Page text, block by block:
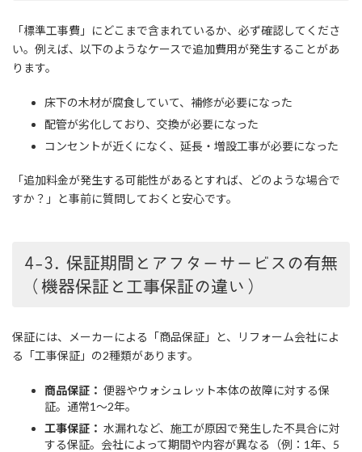
「標準工事費」にどこまで含まれているか、必ず確認してくださ
い。例えば、以下のようなケースで追加費用が発生することがあ
ります。
床下の木材が腐食していて、補修が必要になった
配管が劣化しており、交換が必要になった
コンセントが近くになく、延長・増設工事が必要になった
「追加料金が発生する可能性があるとすれば、どのような場合で
すか？」と事前に質問しておくと安心です。
4-3. 保証期間とアフターサービスの有無
（機器保証と工事保証の違い）
保証には、メーカーによる「商品保証」と、リフォーム会社によ
る「工事保証」の2種類があります。
商品保証： 便器やウォシュレット本体の故障に対する保
証。通常1～2年。
工事保証： 水漏れなど、施工が原因で発生した不具合に対
する保証。会社によって期間や内容が異なる（例：1年、5